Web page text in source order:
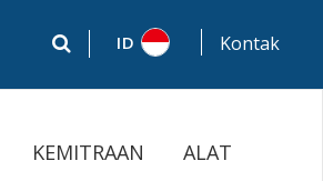
ID Kontak
KEMITRAAN ALAT